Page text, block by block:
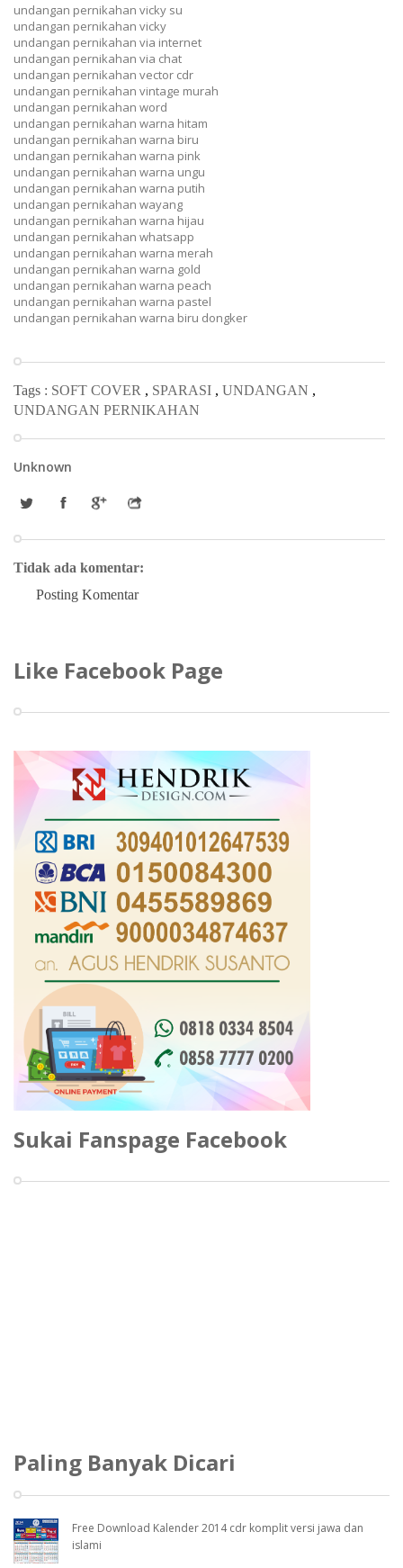
undangan pernikahan vicky su
undangan pernikahan vicky
undangan pernikahan via internet
undangan pernikahan via chat
undangan pernikahan vector cdr
undangan pernikahan vintage murah
undangan pernikahan word
undangan pernikahan warna hitam
undangan pernikahan warna biru
undangan pernikahan warna pink
undangan pernikahan warna ungu
undangan pernikahan warna putih
undangan pernikahan wayang
undangan pernikahan warna hijau
undangan pernikahan whatsapp
undangan pernikahan warna merah
undangan pernikahan warna gold
undangan pernikahan warna peach
undangan pernikahan warna pastel
undangan pernikahan warna biru dongker
Tags : SOFT COVER , SPARASI , UNDANGAN ,
UNDANGAN PERNIKAHAN
Unknown
Tidak ada komentar:
Posting Komentar
Like Facebook Page
Sukai Fanspage Facebook
Paling Banyak Dicari
Free Download Kalender 2014 cdr komplit versi jawa dan
islami